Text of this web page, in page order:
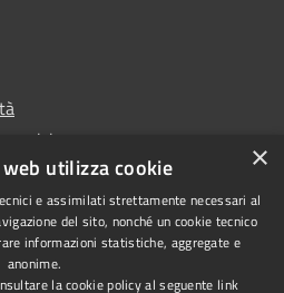
Copyright © 2026 • Comune di
Capri • Powered by
×
utilizza cookie
e assimilati strettamente necessari al
del sito, nonché un cookie tecnico
informazioni statistiche, aggregate e
anonime.
la cookie policy al seguente link